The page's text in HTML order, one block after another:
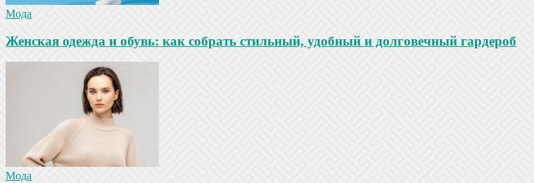
Мода
Женская одежда и обувь: как собрать стильный, удобный и долговечный гардероб
Мода